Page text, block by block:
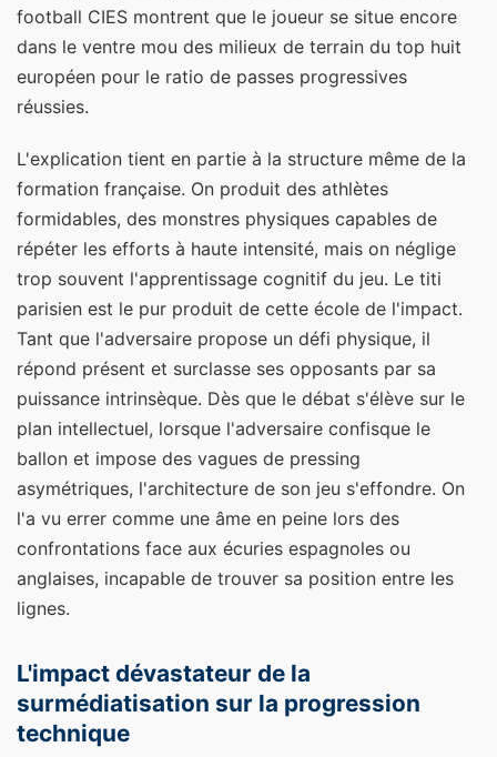
football CIES montrent que le joueur se situe encore
dans le ventre mou des milieux de terrain du top huit
européen pour le ratio de passes progressives
réussies.
L'explication tient en partie à la structure même de la
formation française. On produit des athlètes
formidables, des monstres physiques capables de
répéter les efforts à haute intensité, mais on néglige
trop souvent l'apprentissage cognitif du jeu. Le titi
parisien est le pur produit de cette école de l'impact.
Tant que l'adversaire propose un défi physique, il
répond présent et surclasse ses opposants par sa
puissance intrinsèque. Dès que le débat s'élève sur le
plan intellectuel, lorsque l'adversaire confisque le
ballon et impose des vagues de pressing
asymétriques, l'architecture de son jeu s'effondre. On
l'a vu errer comme une âme en peine lors des
confrontations face aux écuries espagnoles ou
anglaises, incapable de trouver sa position entre les
lignes.
L'impact dévastateur de la
surmédiatisation sur la progression
technique